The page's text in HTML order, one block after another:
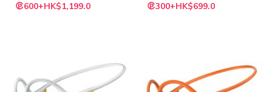
600+HK$1,199.0 300+HK$699.0